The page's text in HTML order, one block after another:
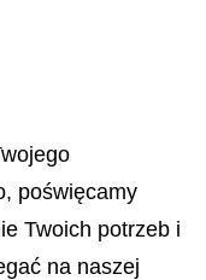
poświęcamy
Twoich potrzeb i
na naszej